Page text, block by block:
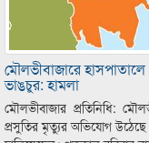
মৌলভীবাজারে
ভাঙচুর: হামলা
মৌলভীবাজার প্রতিনিধি:
প্রসুতির মৃত্যুর অভিযোগ